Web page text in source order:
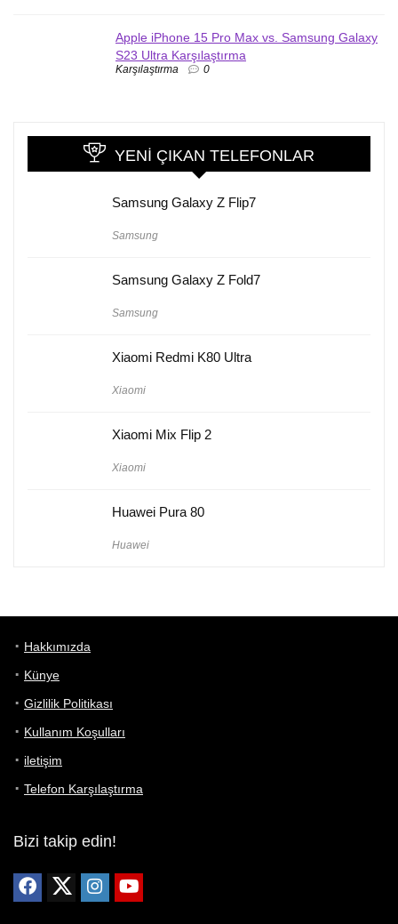
Apple iPhone 15 Pro Max vs. Samsung Galaxy
S23 Ultra Karşılaştırma
Karşılaştırma 0
YENI ÇIKAN TELEFONLAR
Samsung Galaxy Z Flip7
Samsung
Samsung Galaxy Z Fold7
Samsung
Xiaomi Redmi K80 Ultra
Xiaomi
Xiaomi Mix Flip 2
Xiaomi
Huawei Pura 80
Huawei
Hakkımızda
Künye
Gizlilik Politikası
Kullanım Koşulları
iletişim
Telefon Karşılaştırma
Bizi takip edin!